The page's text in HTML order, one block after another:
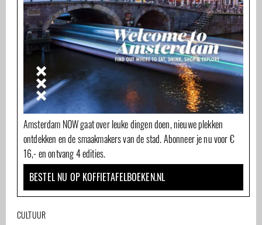
Amsterdam NOW gaat over leuke dingen doen, nieuwe plekken
ontdekken en de smaakmakers van de stad. Abonneer je nu voor €
16,- en ontvang 4 edities.
BESTEL NU OP KOFFIETAFELBOEKEN.NL
CULTUUR